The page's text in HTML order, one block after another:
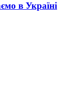
в Україні